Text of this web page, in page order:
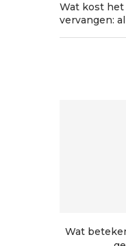
Wat kost
vervangen:
Wat